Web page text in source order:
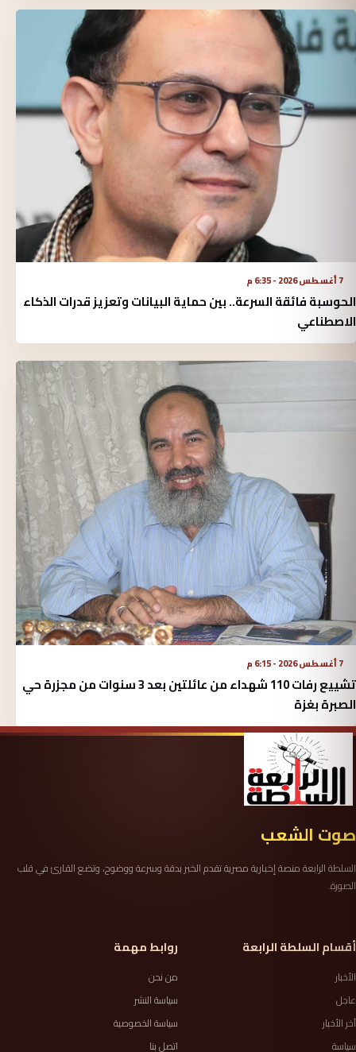
7 أغسطس 2026 - 6:35 م
الحوسبة فائقة السرعة.. بين حماية البيانات وتعزيز قدرات الذكاء
الاصطناعي
7 أغسطس 2026 - 6:15 م
تشييع رفات 110 شهداء من عائلتين بعد 3 سنوات من مجزرة حي
الصبرة بغزة
صوت الشعب
السلطة الرابعة منصة إخبارية مصرية تقدم الخبر بدقة وسرعة ووضوح، وتضع القارئ في قلب
الصورة.
أقسام السلطة الرابعة
الأخبار
عاجل
آخر الأخبار
سياسة
روابط مهمة
من نحن
سياسة النشر
سياسة الخصوصية
اتصل بنا